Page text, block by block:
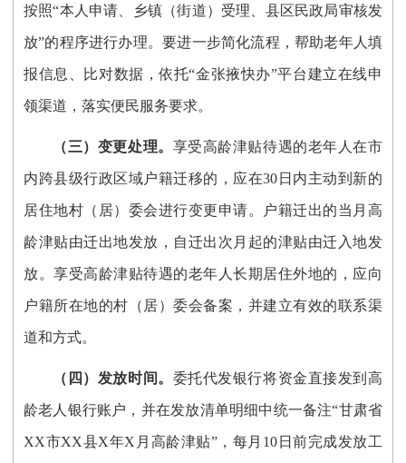
按照“本人申请、乡镇 （街道） 受理、 县区民政局审核发
放”的程序进行办理。要进一步简化流程，帮助老年人填
报信息、比对数据，依托“金张掖快办”平台建立在线申
领渠道，落实便民服务要求。
（三） 变更处理。 享受高龄津贴待遇的老年人在市
内跨县级行政区域户籍迁移的，应在30日内主动到新的
居住地村 （ 居） 委会进行变更申请。户籍迁出的当月 高
龄津贴由迁出地发放，自迁出次月起的津贴由迁入地发
放。享受高龄津贴待遇的老年人长期居住外地的，应向
户籍所在地的村 （居）委会备案，并建立有效的联系渠
道和方式。
（ 四 ） 发放时间。 委托代发银行将资金直接发到高
龄老人银行账户，并在发放清单明细中统一备注“甘肃省
XX市XX县X年X月高龄津贴”，每月10日前完成发放工